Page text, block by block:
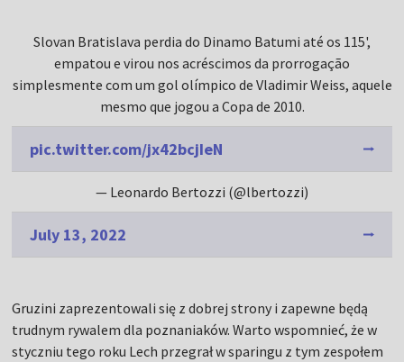
Slovan Bratislava perdia do Dinamo Batumi até os 115',
empatou e virou nos acréscimos da prorrogação
simplesmente com um gol olímpico de Vladimir Weiss, aquele
mesmo que jogou a Copa de 2010.
pic.twitter.com/jx42bcjIeN
— Leonardo Bertozzi (@lbertozzi)
July 13, 2022
Gruzini zaprezentowali się z dobrej strony i zapewne będą
trudnym rywalem dla poznaniaków. Warto wspomnieć, że w
styczniu tego roku Lech przegrał w sparingu z tym zespołem